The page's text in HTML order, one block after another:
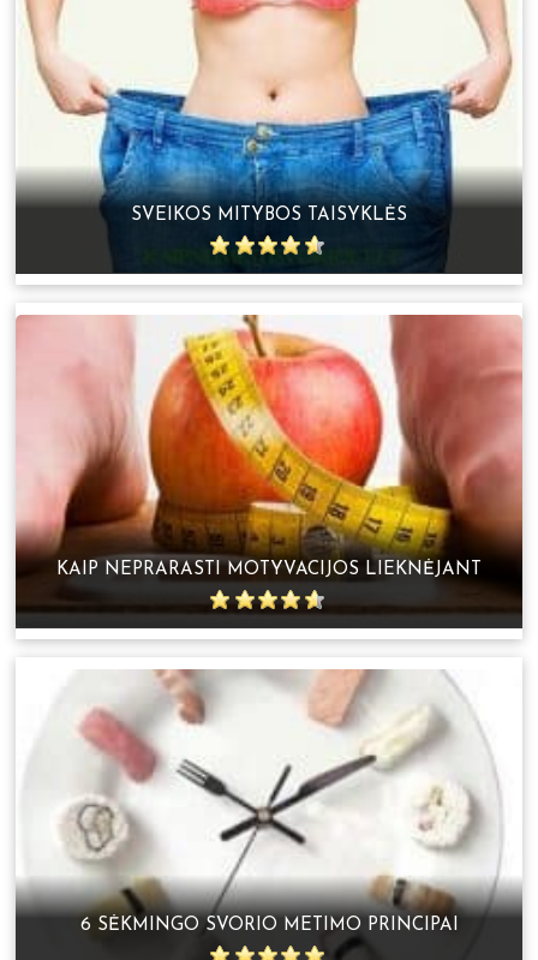
SVEIKOS MITYBOS TAISYKLĖS
KAIP NEPRARASTI MOTYVACIJOS LIEKNĖJANT
6 SĖKMINGO SVORIO METIMO PRINCIPAI